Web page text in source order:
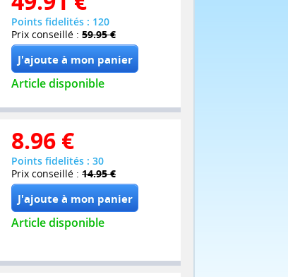
Points fidelités : 120
Prix conseillé : 59.95 €
Article disponible
8.96 €
Points fidelités : 30
Prix conseillé : 14.95 €
Article disponible